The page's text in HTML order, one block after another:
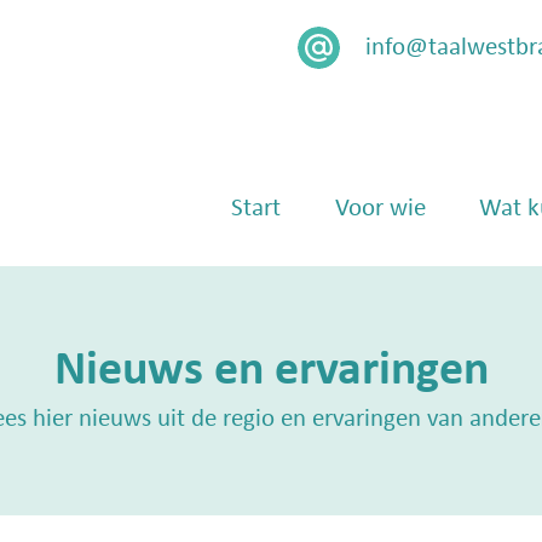
Skip naar content
Start Voor wie Wat
Nieuws en ervaringen
hier nieuws uit de regio en ervaringen van